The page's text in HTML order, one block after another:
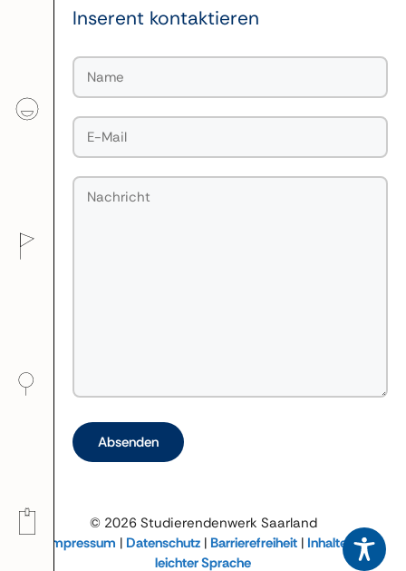
Inserent kontaktieren
© 2026 Studierendenwerk Saarland
Impressum | Datenschutz| Barrierefreiheit| Inhalte in
leichter Sprache